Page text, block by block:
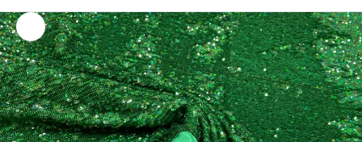
Zoomer sur le tissu